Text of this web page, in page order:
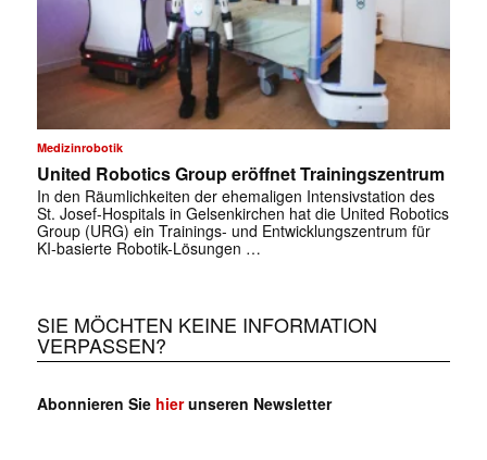
Medizinrobotik
United Robotics Group eröffnet Trainingszentrum
In den Räumlichkeiten der ehemaligen Intensivstation des
St. Josef-Hospitals in Gelsenkirchen hat die United Robotics
Group (URG) ein Trainings- und Entwicklungszentrum für
KI-basierte Robotik-Lösungen …
SIE MÖCHTEN KEINE INFORMATION
VERPASSEN?
Abonnieren Sie hierunseren Newsletter